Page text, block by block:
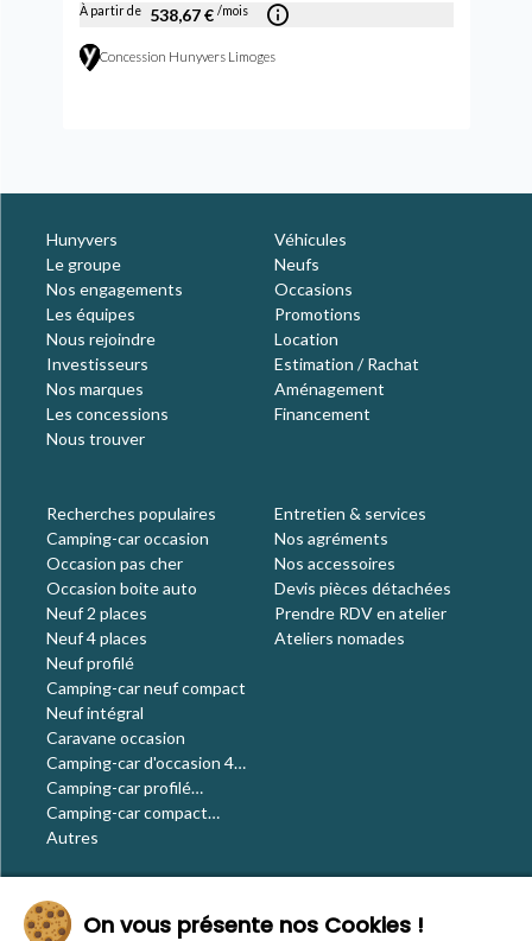
À partir de 538,67 € /mois
Concession Hunyvers Limoges
Hunyvers
Le groupe
Nos engagements
Les équipes
Nous rejoindre
Investisseurs
Nos marques
Les concessions
Nous trouver
Véhicules
Neufs
Occasions
Promotions
Location
Estimation / Rachat
Aménagement
Financement
Recherches populaires
Camping-car occasion
Occasion pas cher
Occasion boite auto
Neuf 2 places
Neuf 4 places
Neuf profilé
Camping-car neuf compact
Neuf intégral
Caravane occasion
Camping-car d'occasion 4
places
Camping-car profilé
occasion
Camping-car compact
occasion
Autres
Entretien & services
Nos agréments
Nos accessoires
Devis pièces détachées
Prendre RDV en atelier
Ateliers nomades
Le blog
ActualitésOn vous présente nos Cookies !